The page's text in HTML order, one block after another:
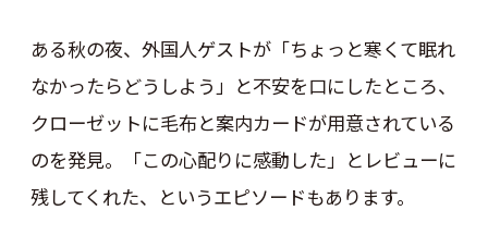
ある秋の夜、外国人ゲストが「ちょっと寒くて眠れ
なかったらどうしよう」と不安を口にしたところ、
クローゼットに毛布と案内カードが用意されている
のを発見。「この心配りに感動した」とレビューに
残してくれた、というエピソードもあります。